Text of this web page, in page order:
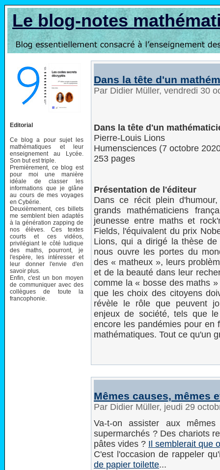
Le blog-notes
Editorial
Ce blog a pour sujet les
mathématiques et leur
enseignement au Lycée.
Son but est triple.
Premièrement, ce blog est
pour moi une manière
idéale de classer les
informations que je glâne
au cours de mes voyages
en Cybérie.
Deuxièmement, ces billets
me semblent bien adaptés
à la génération zapping de
nos élèves. Ces textes
courts et ces vidéos,
privilégiant le côté ludique
des maths, pourront, je
l'espère, les intéresser et
leur donner l'envie d'en
savoir plus.
Enfin, c'est un bon moyen
de communiquer avec des
collègues de toute la
francophonie.
Dans la tête d'un
Par Didier Müller, vendredi 30
Dans la tête d'un
Pierre-Louis Lions
Humensciences (7 octobre
253 pages
Présentation de l'éditeur
Dans ce récit plein
grands mathématiciens
jeunesse entre maths et
Fields, l'équivalent du prix
Lions, qui a dirigé la thèse
nous ouvre les portes du
des « matheux », leurs
et de la beauté dans leur
comme la « bosse des maths
que les choix des citoyens
révèle le rôle que peuvent
enjeux de société, tels que
encore les pandémies pour en
mathématiques. Tout ce qu'un
Mêmes causes, mêmes
Par Didier Müller, jeudi 29
Va-t-on assister aux
supermarchés ? Des chariots
pâtes vides ? Il semblerait que
C'est l'occasion de rappeler
de papier toilette...